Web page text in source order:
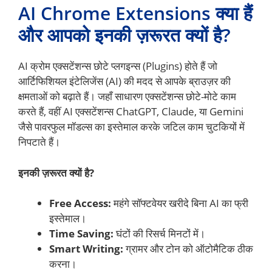
AI Chrome Extensions क्या हैं
और आपको इनकी ज़रूरत क्यों है?
AI क्रोम एक्सटेंशन्स छोटे प्लगइन्स (Plugins) होते हैं जो
आर्टिफिशियल इंटेलिजेंस (AI) की मदद से आपके ब्राउज़र की
क्षमताओं को बढ़ाते हैं। जहाँ साधारण एक्सटेंशन्स छोटे-मोटे काम
करते हैं, वहीं AI एक्सटेंशन्स ChatGPT, Claude, या Gemini
जैसे पावरफुल मॉडल्स का इस्तेमाल करके जटिल काम चुटकियों में
निपटाते हैं।
इनकी ज़रूरत क्यों है?
Free Access:महंगे सॉफ्टवेयर खरीदे बिना AI का फ्री
इस्तेमाल।
Time Saving:घंटों की रिसर्च मिनटों में।
Smart Writing:ग्रामर और टोन को ऑटोमैटिक ठीक
करना।